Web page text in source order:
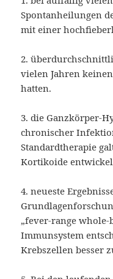
Spontanheilungen
mit einer
2.
vielen Jahren
hatten.
3. die Ganzkörper-
chronischer
Standardtherapie
Kortikoide
4. neueste
„fever-range
Immunsystem
Krebszellen besser